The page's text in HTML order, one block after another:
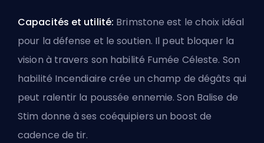
Capacités et utilité: Brimstone est le choix idéal
pour la défense et le soutien. Il peut bloquer la
vision à travers son habilité Fumée Céleste. Son
habilité Incendiaire crée un champ de dégâts qui
peut ralentir la poussée ennemie. Son Balise de
Stim donne à ses coéquipiers un boost de
cadence de tir.